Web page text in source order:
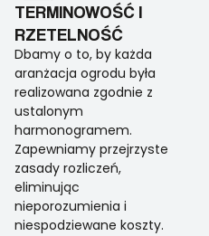
TERMINOWOŚĆ I
RZETELNOŚĆ
Dbamy o to, by każda
aranżacja ogrodu była
realizowana zgodnie z
ustalonym
harmonogramem.
Zapewniamy przejrzyste
zasady rozliczeń,
eliminując
nieporozumienia i
niespodziewane koszty.